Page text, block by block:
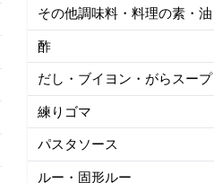
その他調味料・料理の素・油
酢
だし・ブイヨン・がらスープ
練りゴマ
パスタソース
ルー・固形ルー